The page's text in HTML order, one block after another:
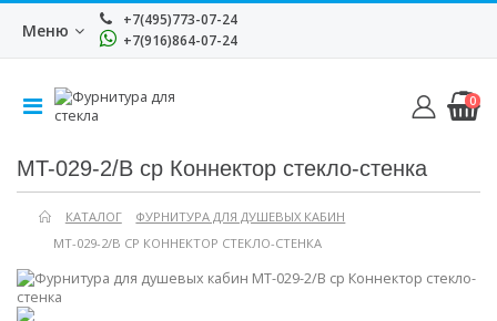
Меню
+7(495)773-07-24
+7(916)864-07-24
0
MT-029-2/B cp Коннектор стекло-стенка
КАТАЛОГ
ФУРНИТУРА ДЛЯ ДУШЕВЫХ КАБИН
MT-029-2/B CP КОННЕКТОР СТЕКЛО-СТЕНКА